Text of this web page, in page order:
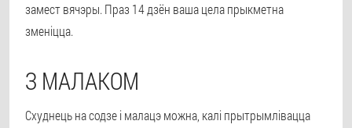
замест вячэры. Праз 14 дзён ваша цела прыкметна
зменіцца.
З МАЛАКОМ
Схуднець на содзе і малацэ можна, калі прытрымлівацца